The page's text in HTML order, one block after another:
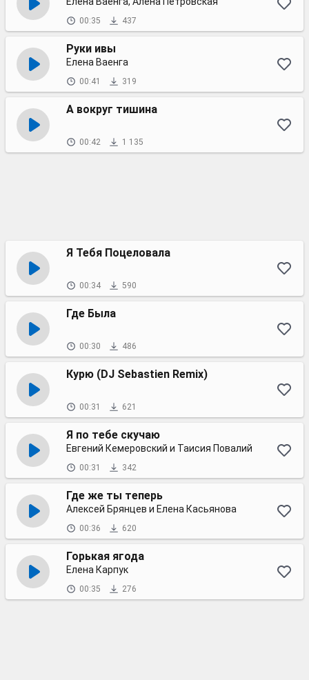
00:35 437
Руки ивы
Елена Ваенга
00:41 319
А вокруг тишина
00:42 1 135
Я Тебя Поцеловала
00:34 590
Где Была
00:30 486
Курю (DJ Sebastien Remix)
00:31 621
Я по тебе скучаю
Евгений Кемеровский и Таисия Повалий
00:31 342
Где же ты теперь
Алексей Брянцев и Елена Касьянова
00:36 620
Горькая ягода
Елена Карпук
00:35 276